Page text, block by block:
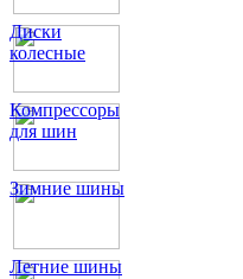
Диски
колесные
Компрессоры
для шин
Зимние шины
Летние шины